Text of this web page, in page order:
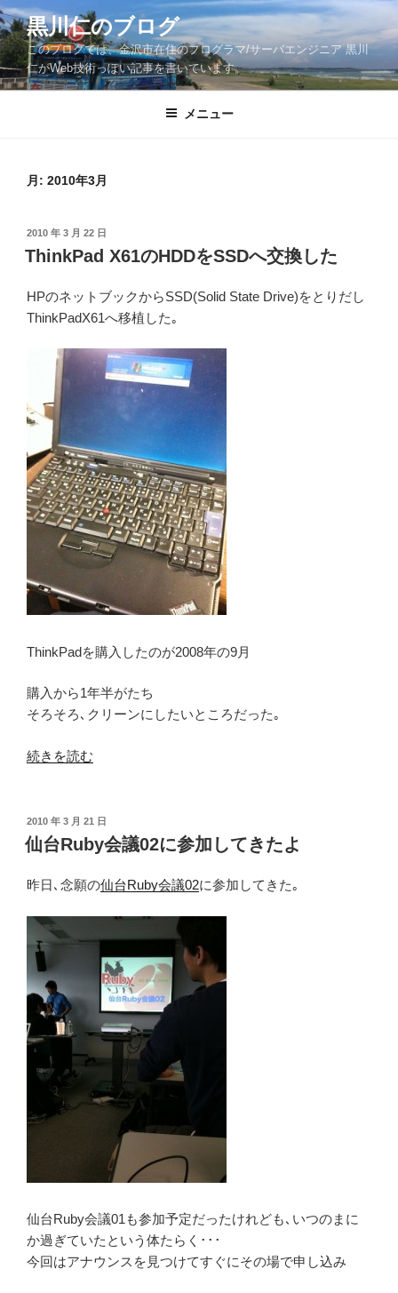
コ
ン
テ
ン
ツ
黒川仁のブログ
このブログでは、金沢市在住のプログラマ/サーバエンジニア 黒川
仁がWeb技術っぽい記事を書いています。
メニュー
月: 2010年3月
投
稿
日:
2010 年 3 月 22 日
ThinkPad X61のHDDをSSDへ交換した
HPのネットブックからSSD(Solid State Drive)をとりだし
ThinkPadX61へ移植した｡
ThinkPadを購入したのが2008年の9月
購入から1年半がたち
そろそろ､クリーンにしたいところだった｡
“ThinkPad
HDD
を
へ
換
し
た”
の
続きを読む
投
稿
日:
2010 年 3 月 21 日
仙台Ruby会議02に参加してきたよ
昨日､念願の仙台Ruby会議02に参加してきた｡
仙台Ruby会議01も参加予定だったけれども､いつのまに
か過ぎていたという体たらく･･･
今回はアナウンスを見つけてすぐにその場で申し込み